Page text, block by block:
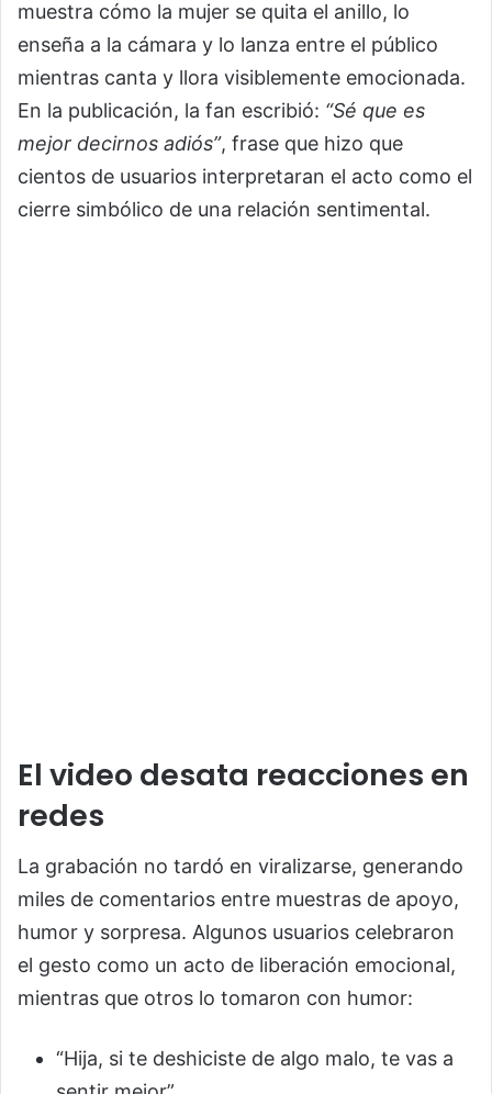
muestra cómo la mujer se quita el anillo, lo
enseña a la cámara y lo lanza entre el público
mientras canta y llora visiblemente emocionada.
En la publicación, la fan escribió: “Sé que es
mejor decirnos adiós”, frase que hizo que
cientos de usuarios interpretaran el acto como el
cierre simbólico de una relación sentimental.
El video desata reacciones en
redes
La grabación no tardó en viralizarse, generando
miles de comentarios entre muestras de apoyo,
humor y sorpresa. Algunos usuarios celebraron
el gesto como un acto de liberación emocional,
mientras que otros lo tomaron con humor:
“Hija, si te deshiciste de algo malo, te vas a